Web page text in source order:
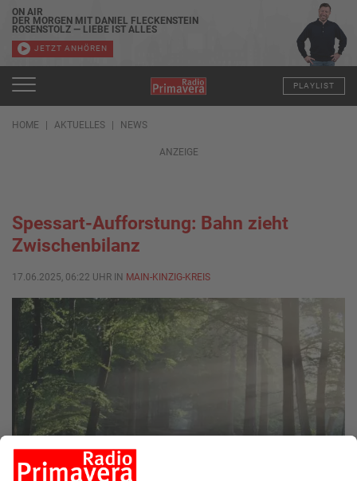
ON AIR
DER MORGEN MIT DANIEL FLECKENSTEIN
ROSENSTOLZ — LIEBE IST ALLES
JETZT ANHÖREN
PLAYLIST
HOME AKTUELLES NEWS
ANZEIGE
Spessart-Aufforstung: Bahn zieht
Zwischenbilanz
17.06.2025, 06:22 UHR IN MAIN-KINZIG-KREIS